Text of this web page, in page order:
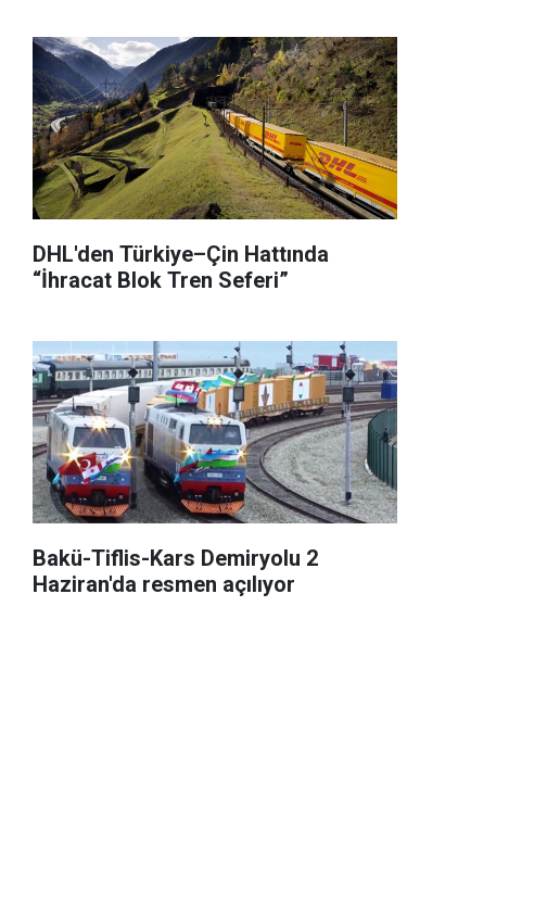
DHL'den Türkiye–Çin Hattında
“İhracat Blok Tren Seferi”
Bakü-Tiflis-Kars Demiryolu 2
Haziran'da resmen açılıyor